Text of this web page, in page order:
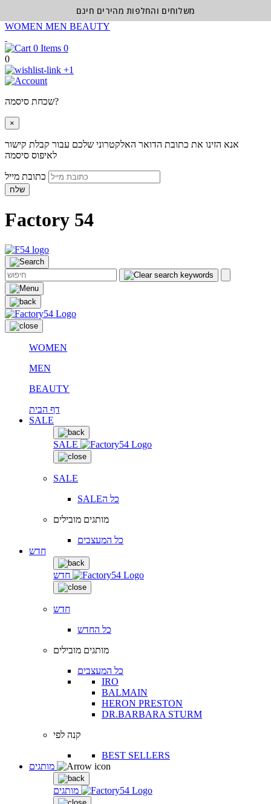
WOMEN MEN BEAUTY
0
0
+1
שכחת סיסמה?
×
אנא הזינו את כתובת הדואר האלקטרוני שלכם עבור קבלת קישור
לאיפוס סיסמה
שלח
Factory 54
WOMEN
MEN
BEAUTY
דף הבית
SALE
SALE
SALE
SALEכל ה
מותגים מובילים
כל המעצבים
חדש
חדש
חדש
כל החדש
מותגים מובילים
כל המעצבים
IRO
BALMAIN
HERON PRESTON
DR.BARBARA STURM
קנה לפי
BEST SELLERS
מותגים
משלוחים והחלפות מהירים חינם